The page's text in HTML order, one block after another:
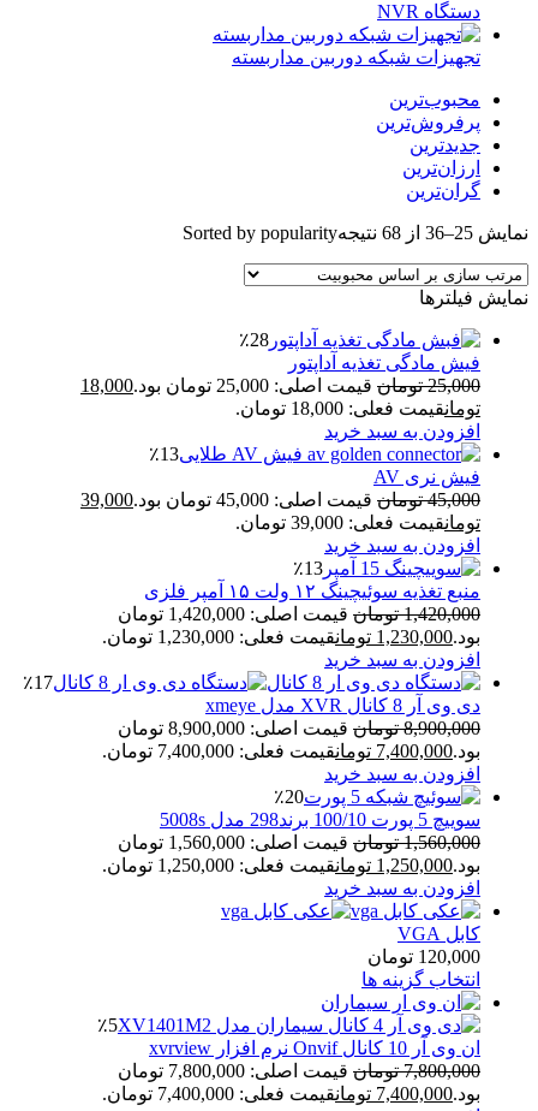
دستگاه NVR
تجهیزات شبکه دوربین مداربسته
محبوب‌ترین
پرفروش‌ترین
جدیدترین
ارزان‌ترین
گران‌ترین
نمایش 25–36 از 68 نتیجه Sorted by popularity
نمایش فیلترها
٪28
فیش مادگی تغذیه آداپتور
25,000 تومان قیمت اصلی: 25,000 تومان بود.
18,000
تومانقیمت فعلی: 18,000 تومان.
افزودن به سبد خرید
٪13
فیش نری AV
45,000 تومان قیمت اصلی: 45,000 تومان بود.
39,000
تومانقیمت فعلی: 39,000 تومان.
افزودن به سبد خرید
٪13
منبع تغذیه سوئیچینگ ۱۲ ولت ۱۵ آمپر فلزی
1,420,000 تومان
قیمت اصلی: 1,420,000 تومان
بود.1,230,000 تومانقیمت فعلی: 1,230,000 تومان.
افزودن به سبد خرید
٪17
دی وی آر 8 کانال XVR مدل xmeye
8,900,000 تومان
قیمت اصلی: 8,900,000 تومان
بود.7,400,000 تومانقیمت فعلی: 7,400,000 تومان.
افزودن به سبد خرید
٪20
سوييچ 5 پورت 100/10 برند298 مدل 5008s
1,560,000 تومان
قیمت اصلی: 1,560,000 تومان
بود.1,250,000 تومانقیمت فعلی: 1,250,000 تومان.
افزودن به سبد خرید
کابل VGA
120,000 تومان
انتخاب گزینه ها
٪5
ان وی آر 10 کانال Onvif نرم افزار xvrview
7,800,000 تومان
قیمت اصلی: 7,800,000 تومان
بود.7,400,000 تومانقیمت فعلی: 7,400,000 تومان.